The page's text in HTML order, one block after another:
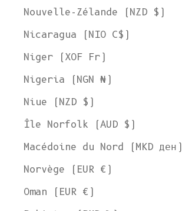
Nouvelle-Zélande (NZD $)
Nicaragua (NIO C$)
Niger (XOF Fr)
Nigeria (NGN ₦)
Niue (NZD $)
Île Norfolk (AUD $)
Macédoine du Nord (MKD ден)
Norvège (EUR €)
Oman (EUR €)
English
Currency